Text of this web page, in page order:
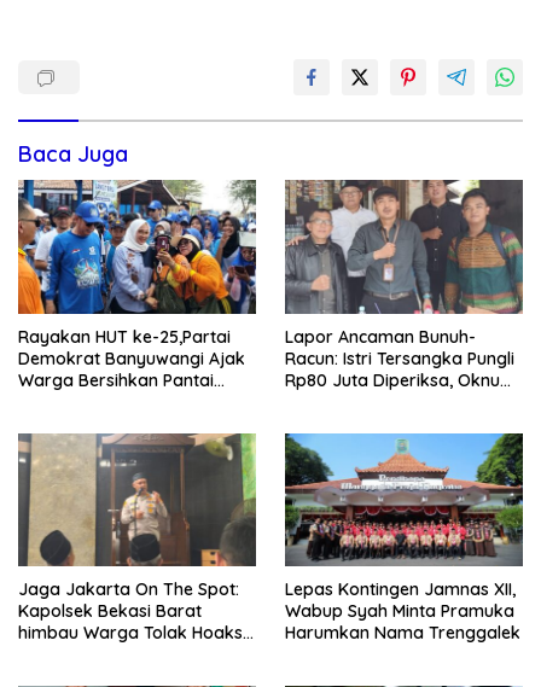
Baca Juga
Rayakan HUT ke-25,Partai
Demokrat Banyuwangi Ajak
Warga Bersihkan Pantai
Lapor Ancaman Bunuh-
Racun: Istri Tersangka Pungli
Rp80 Juta Diperiksa, Oknum
Jaga Jakarta On The Spot:
Kapolsek Bekasi Barat
himbau Warga Tolak Hoaks
Lepas Kontingen Jamnas XII,
Wabup Syah Minta Pramuka
Harumkan Nama Trenggalek